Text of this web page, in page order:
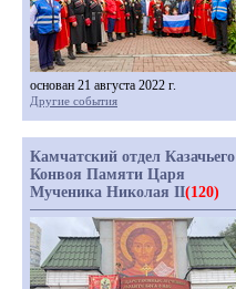
основан 21 августа 2022 г.
Другие события
Камчатский отдел Казачьего
Конвоя Памяти Царя
Мученика Николая II(120)